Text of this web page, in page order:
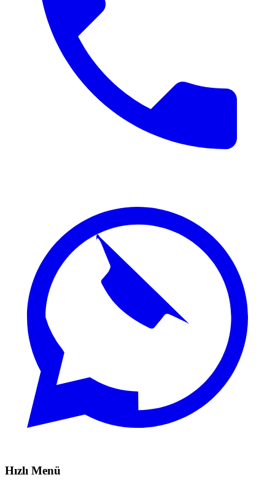
Hızlı Menü